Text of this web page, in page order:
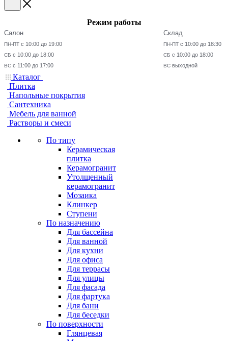
Режим работы
Салон
ПН-ПТ с 10:00 до 19:00
СБ с 10:00 до 18:00
ВС с 11:00 до 17:00
Склад
ПН-ПТ с 10:00 до 18:30
СБ с 10:00 до 18:00
ВС выходной
Каталог
Плитка
Напольные покрытия
Сантехника
Мебель для ванной
Растворы и смеси
По типу
Керамическая
плитка
Керамогранит
Утолщенный
керамогранит
Мозаика
Клинкер
Ступени
По назначению
Для бассейна
Для ванной
Для кухни
Для офиса
Для террасы
Для улицы
Для фасада
Для фартука
Для бани
Для беседки
По поверхности
Глянцевая